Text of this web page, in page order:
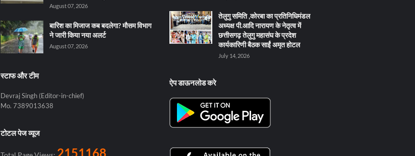
August 07, 2026
बारिश का मिजाज कब बदलेगा? मौसम विभाग
ने जारी किया नया अलर्ट
August 07, 2026
स्टाफ और टीम
Devraj Singh (Editor-in-chief)
Mo. 7389013638
टोटल पेज व्यूज
2151168
तेलुगु समिति ,कोरबा का प्रतिनिधिमंडल
अध्यक्ष पी.आदि नारायण के नेतृत्व में
छत्तीसगढ़ तेलुगु महासंघ के प्रदेश
कार्यकारिणी बैठक साईं अमृत होटल
July 14, 2026
ऐप डाऊनलोड करे